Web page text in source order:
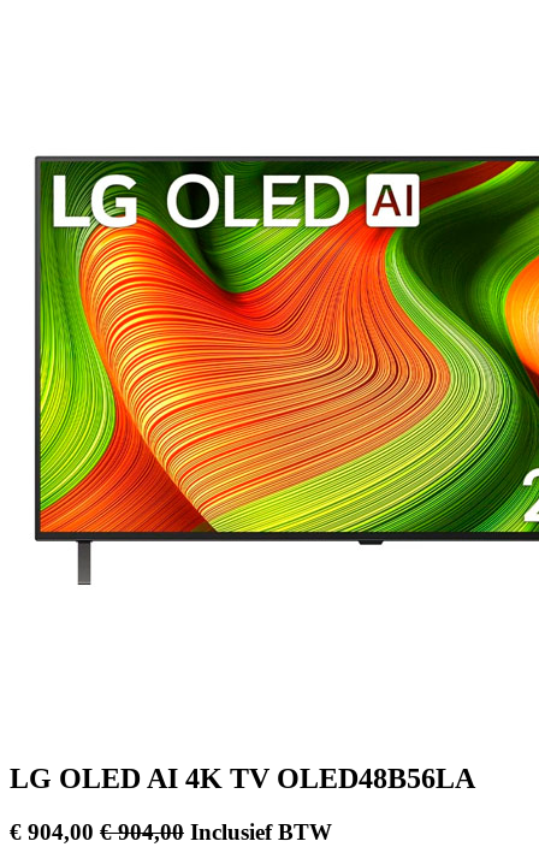
LG OLED AI 4K TV OLED48B56LA
€ 904,00 €904,00 Inclusief BTW